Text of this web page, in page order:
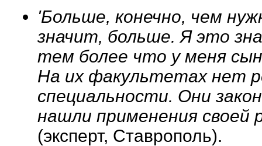
'Больше, конечно, чем
значит, больше. Я это
тем более что у меня
На их факультетах нет
специальности. Они
нашли применения своей
(эксперт, Ставрополь).